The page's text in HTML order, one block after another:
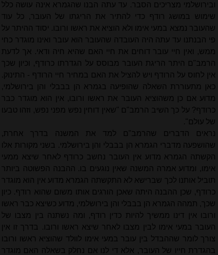
ובירושלמי מצריכים הסבר. עד עתה הבנו שהגמרא אינה עושה כלל
שימוש במושג רודף כדי להתיר את הריגתו של העובר, כל עוד
שהעובר נמצא במעי אימו ולא הוציא את ראשו ורובו. יסוד ההיתר על
פי הבנתנו עד עתה היה העובדה שהעובר הוא עובר ואינו מוגדר כחי
ממש, ואין חיי עובר דוחים את חיי האם שהיא חיה ודאי. אך לדעת
הרמב"ם היתר הריגת העובר מבוסס על הגדרתו כרודף, וכיון שכך
אין לחוס על הרודף ויש להציל את האם במחיר חיי הרודף - התינוק.
כאן מתעוררת השאלה שהופיעה בגמרא הן בבבלי והן בירושלמי,
מדוע אם כן משהוציא העובר את ראשו ורובו, אין הוא מוגדר כבר
כרודף? על כך השיב הרמב"ם "שאין דוחין נפש מפני נפש, וזהו טבעו
של עולם".
נראים הדברים שהרמב"ם למד את המשנה בדרך אחרת,
שהושפעה מדברי הגמרא הן בבבלי והן בירושלמי. בשני מקורות אלו
הקשתה הגמרא מדוע אין העובר נחשב כרודף לאחר שיצא ממעי
אימו, ומדוע אמרה המשנה שאין נוגעים בו. ההבנה הפשוטה ביותר
תוביל אותנו לכך שברישא לא התקשתה הגמרא מדוע אין הוא מוגדר
כרודף, שכן ההבנה היתה שאכן הורגים אותו משום שהוא רודף. כיון
שכך, תמהה הגמרא הן בבבלי והן בירושלמי, מדוע כשיצא כבר ראשו
ורובו אין דינו ממשיך להיות כדין רודף, ומה נשתנה בין מצבו של
העובר במעי אימו לבין מצבו לאחר שיצא ראשו ורובו. בדרך זו אין
צורך לומר שההבדל בין עובר במעי אימו לוולד שהוציא ראשו ורובו
בהגדרת חייו של העובר, אלא די לנו אם נחלק בשאלה האם מוגדר